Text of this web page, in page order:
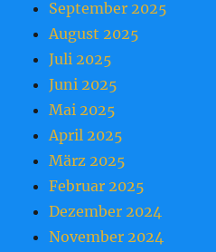
September 2025
August 2025
Juli 2025
Juni 2025
Mai 2025
April 2025
März 2025
Februar 2025
Dezember 2024
November 2024